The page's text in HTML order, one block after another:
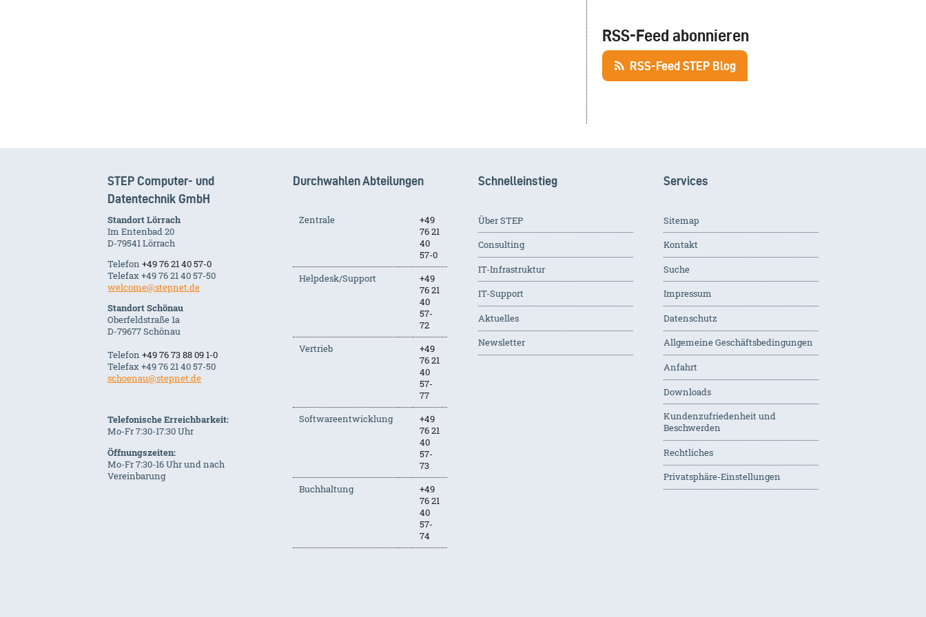
RSS-Feed abonnieren
RSS-Feed STEP Blog
STEP Computer- und
Datentechnik GmbH
Standort Lörrach
Im Entenbad 20
D-79541 Lörrach
Telefon+49 76 21 40 57-0
Telefax +49 76 21 40 57-50
welcome@stepnet.de
Standort Schönau
Oberfeldstraße 1a
D-79677 Schönau
Telefon+49 76 73 88 09 1-0
Telefax +49 76 21 40 57-50
schoenau@stepnet.de
Telefonische Erreichbarkeit:
Mo-Fr 7:30-17:30 Uhr
Öffnungszeiten:
Mo-Fr 7:30-16 Uhr und nach
Vereinbarung
Durchwahlen Abteilungen
Zentrale
+49
76 21
40
57-0
Helpdesk/Support
+49
76 21
40
57-
72
Vertrieb
+49
76 21
40
57-
77
Softwareentwicklung
+49
76 21
40
57-
73
Buchhaltung
+49
76 21
40
57-
74
Schnelleinstieg
Über STEP
Consulting
IT-Infrastruktur
IT-Support
Aktuelles
Newsletter
Services
Sitemap
Kontakt
Suche
Impressum
Datenschutz
Allgemeine Geschäftsbedingungen
Anfahrt
Downloads
Kundenzufriedenheit und
Beschwerden
Rechtliches
Privatsphäre-Einstellungen